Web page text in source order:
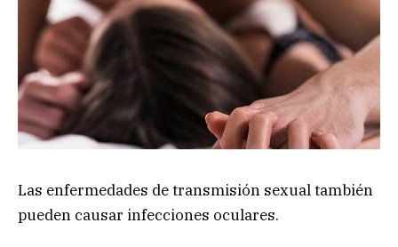
Las enfermedades de transmisión sexual también
pueden causar infecciones oculares.